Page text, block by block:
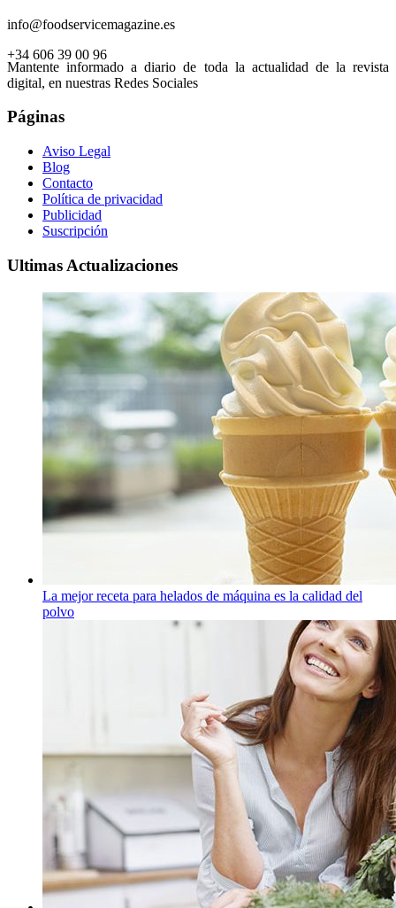
info@foodservicemagazine.es
+34 606 39 00 96
Mantente informado a diario de toda la actualidad de la revista
digital, en nuestras Redes Sociales
Páginas
Aviso Legal
Blog
Contacto
Política de privacidad
Publicidad
Suscripción
Ultimas Actualizaciones
La mejor receta para helados de máquina es la calidad del
polvo